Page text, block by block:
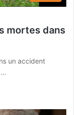
mortes dans
un accident